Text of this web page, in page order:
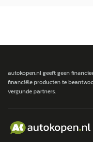
autokopen.nl geeft geen
financiële producten te
vergunde partners.